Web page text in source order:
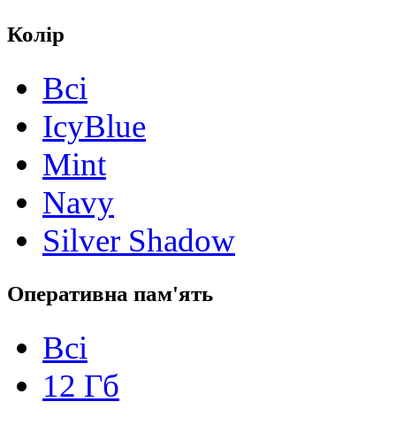
Колір
Всі
IcyBlue
Mint
Navy
Silver Shadow
Оперативна пам'ять
Всі
12 Гб